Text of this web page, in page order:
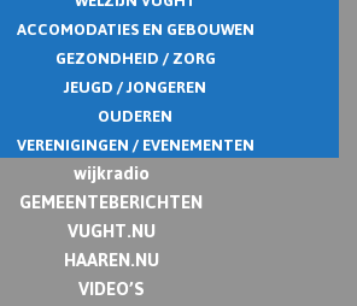
ACCOMODATIES EN GEBOUWEN
GEZONDHEID / ZORG
JEUGD / JONGEREN
OUDEREN
VERENIGINGEN / EVENEMENTEN
wijkradio
GEMEENTEBERICHTEN
VUGHT.NU
HAAREN.NU
VIDEO’S